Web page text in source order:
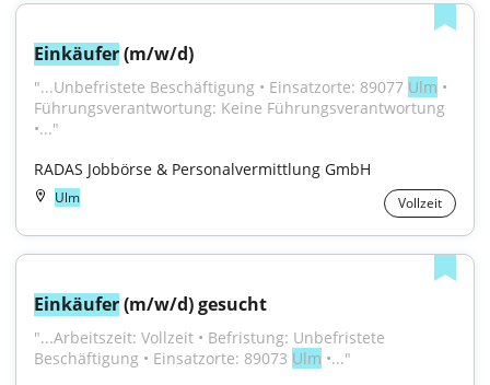
Einkäufer (m/w/d)
"...Unbefristete Beschäftigung • Einsatzorte: 89077 Ulm •
Führungsverantwortung: Keine Führungsverantwortung
•..."
RADAS Jobbörse & Personalvermittlung GmbH
Ulm Vollzeit
Einkäufer (m/w/d) gesucht
"...Arbeitszeit: Vollzeit • Befristung: Unbefristete
Beschäftigung • Einsatzorte: 89073 Ulm •..."